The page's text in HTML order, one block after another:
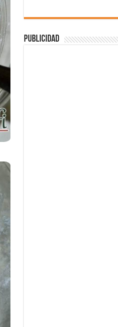
Publicidad